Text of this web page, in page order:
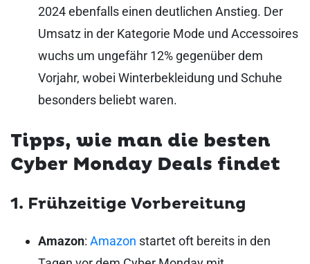
2024 ebenfalls einen deutlichen Anstieg. Der
Umsatz in der Kategorie Mode und Accessoires
wuchs um ungefähr 12% gegenüber dem
Vorjahr, wobei Winterbekleidung und Schuhe
besonders beliebt waren.
Tipps, wie man die besten
Cyber Monday Deals findet
1. Frühzeitige Vorbereitung
Amazon: Amazon startet oft bereits in den